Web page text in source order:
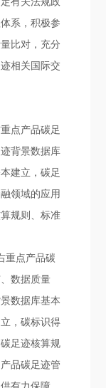
系，积极参
比对，充分
相关国际交
点产品碳足
背景数据库
建立，碳足
领域的应用
规则、标准
重点产品碳
数据质量
数据库基本
，碳标识得
足迹核算规
品碳足迹管